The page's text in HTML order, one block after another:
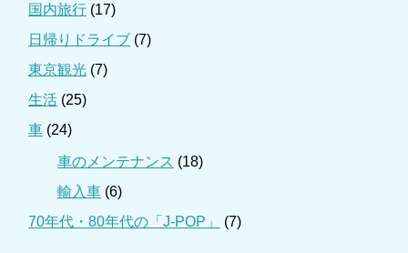
国内旅行 (17)
日帰りドライブ (7)
東京観光 (7)
生活 (25)
車 (24)
車のメンテナンス (18)
輸入車 (6)
70年代・80年代の「J-POP」
(7)